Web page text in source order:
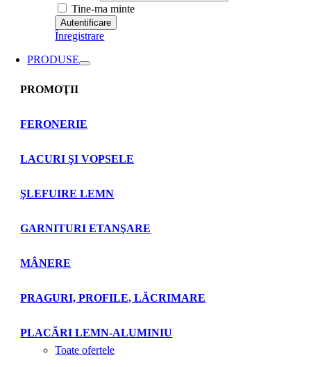
Tine-ma minte
Înregistrare
PRODUSE
PROMOŢII
FERONERIE
LACURI ŞI VOPSELE
ŞLEFUIRE LEMN
GARNITURI ETANŞARE
MÂNERE
PRAGURI, PROFILE, LĂCRIMARE
PLACĂRI LEMN-ALUMINIU
Toate ofertele